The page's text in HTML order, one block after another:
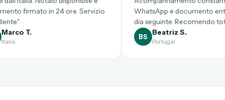
Servizio
WhatsApp e documento entregue no
dia seguinte. Recomendo totalmente."